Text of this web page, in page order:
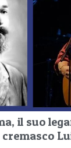
il suo
cremasco